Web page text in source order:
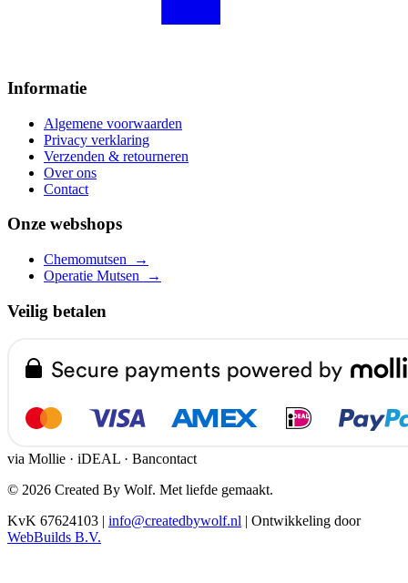
Informatie
Algemene voorwaarden
Privacy verklaring
Verzenden & retourneren
Over ons
Contact
Onze webshops
Chemomutsen
→
Operatie Mutsen
→
Veilig betalen
via Mollie · iDEAL · Bancontact
© 2026 Created By Wolf. Met liefde gemaakt.
KvK 67624103 | info@createdbywolf.nl | Ontwikkeling door
WebBuilds B.V.